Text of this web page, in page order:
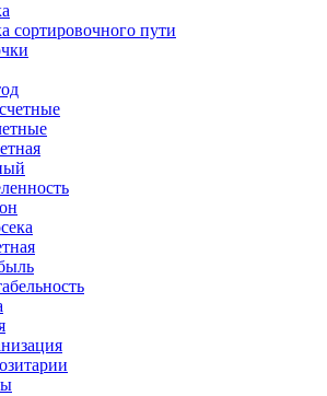
сортировочного пути